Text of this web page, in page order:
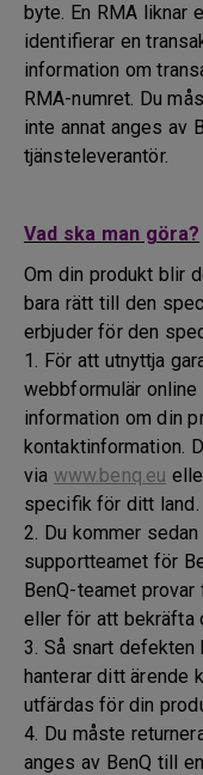
byte. En RMA liknar
identifierar en
information om
RMA-numret. Du
inte annat anges av
tjänsteleverantör.
Vad ska man göra?
Om din produkt blir
bara rätt till den
erbjuder för den
1. För att utnyttja
webbformulär online
information om din
kontaktinformation.
via www.benq.eu
specifik för ditt land.
2. Du kommer
supportteamet för
BenQ-teamet
eller för att bekräfta
3. Så snart
hanterar ditt ärende
utfärdas för din
4. Du måste
anges av BenQ till